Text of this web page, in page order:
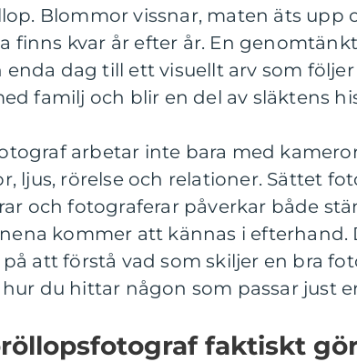
Blommor vissnar, maten äts upp
finns kvar år efter år. En
enda dag till ett visuellt arv som
familj och blir en del av släktens
arbetar inte bara med
ljus, rörelse och relationer. Sättet
och fotograferar påverkar både
kommer att kännas i efterhand.
att förstå vad som skiljer en bra
du hittar någon som passar just
faktiskt